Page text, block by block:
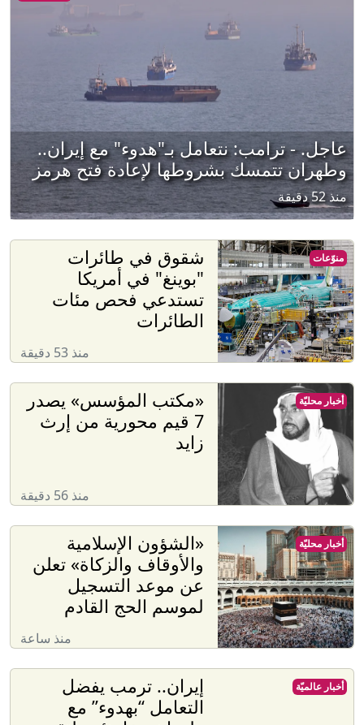
عاجل. - ترامب: نتعامل بـ"هدوء" مع إيران..
وطهران تتمسك بشروطها لإعادة فتح هرمز
منذ 52 دقيقة
شقوق في طائرات
"بوينغ" في أمريكا
تستدعي فحص مئات
الطائرات
منذ 53 دقيقة
منوّعات
«مكتب المؤسس» يصدر
7 قيم محورية من إرث
زايد
منذ 56 دقيقة
أخبار محليّة
‏«الشؤون الإسلامية
والأوقاف والزكاة» تعلن
عن موعد التسجيل
لموسم الحج القادم
منذ ساعة
أخبار محليّة
إيران.. ترمب يفضل
التعامل “بهدوء” مع
أخبار عالميّة